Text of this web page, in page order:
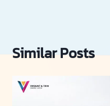
Similar Posts